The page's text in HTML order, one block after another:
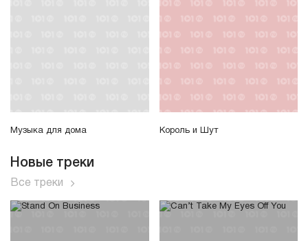
Музыка для дома Король и Шут
Новые треки
Все треки